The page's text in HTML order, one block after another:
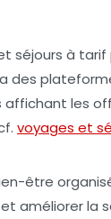
séjours à
des
affichant les
voyages et
être
améliorer la